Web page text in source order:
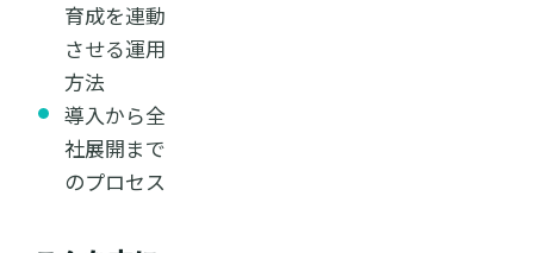
育成を連動
させる運用
方法
導入から全
社展開まで
のプロセス